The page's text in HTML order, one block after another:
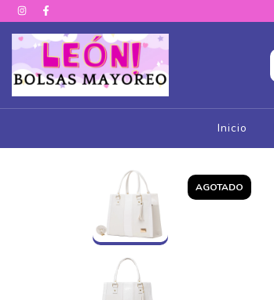
Inicio
AGOTADO